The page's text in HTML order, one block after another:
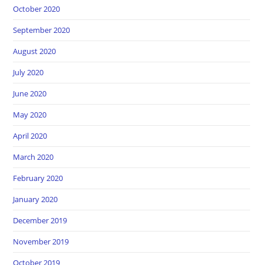
October 2020
September 2020
August 2020
July 2020
June 2020
May 2020
April 2020
March 2020
February 2020
January 2020
December 2019
November 2019
October 2019